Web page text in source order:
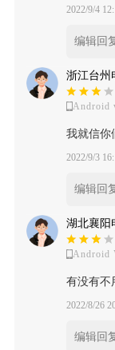
2022/9/4
编辑回
浙江台州
Android
我就信你
2022/9/3
编辑回
湖北襄阳
Android
有没有不
2022/8/26
编辑回